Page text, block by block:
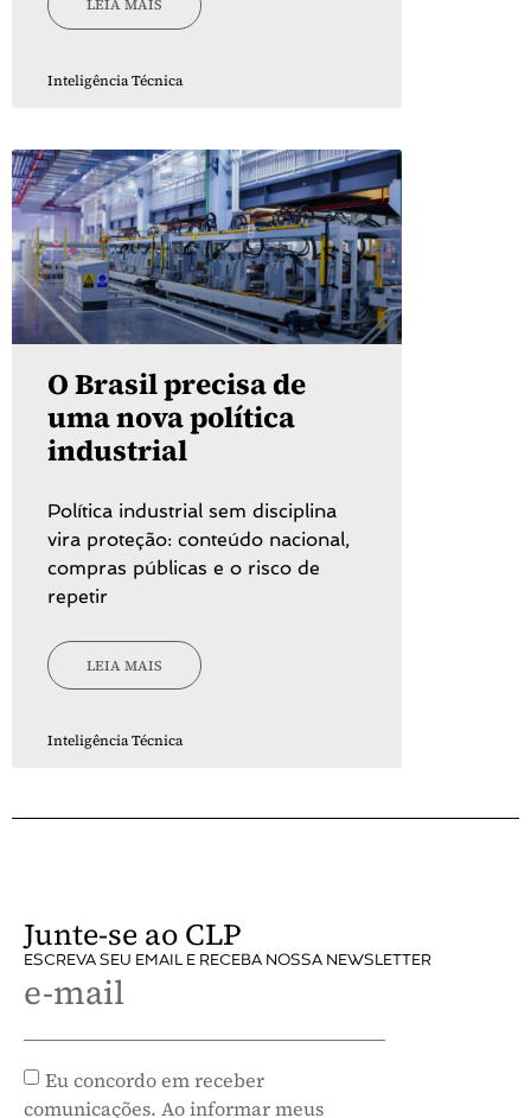
LEIA MAIS
Inteligência Técnica
O Brasil precisa de
uma nova política
industrial
Política industrial sem disciplina
vira proteção: conteúdo nacional,
compras públicas e o risco de
repetir
LEIA MAIS
Inteligência Técnica
Junte-se ao CLP
ESCREVA SEU EMAIL E RECEBA NOSSA NEWSLETTER
e-mail
Eu concordo em receber
comunicações. Ao informar meus